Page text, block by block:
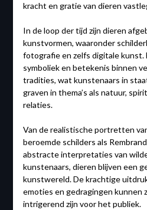
kracht en gratie van dieren
In de loop der tijd zijn dieren
kunstvormen, waaronder
fotografie en zelfs digitale kunst.
symboliek en betekenis binnen
tradities, wat kunstenaars in
graven in thema’s als natuur,
relaties.
Van de realistische portretten
beroemde schilders als
abstracte interpretaties van
kunstenaars, dieren blijven een
kunstwereld. De krachtige
emoties en gedragingen kunnen
intrigerend zijn voor het publiek.